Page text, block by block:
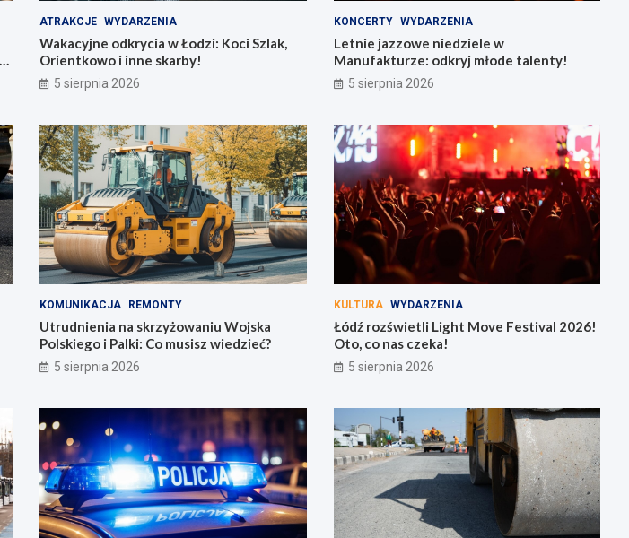
ATRAKCJE WYDARZENIA
Wakacyjne odkrycia w Łodzi: Koci Szlak,
Orientkowo i inne skarby!
5 sierpnia 2026
KONCERTY WYDARZENIA
Letnie jazzowe niedziele w
Manufakturze: odkryj młode talenty!
5 sierpnia 2026
KOMUNIKACJA REMONTY
Utrudnienia na skrzyżowaniu Wojska
Polskiego i Palki: Co musisz wiedzieć?
5 sierpnia 2026
KULTURA WYDARZENIA
Łódź rozświetli Light Move Festival 2026!
Oto, co nas czeka!
5 sierpnia 2026